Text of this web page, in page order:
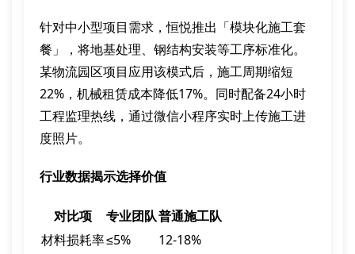
针对中小型项目需求，恒悦推出「模块化施工套
餐」，将地基处理、钢结构安装等工序标准化。
某物流园区项目应用该模式后，施工周期缩短
22%，机械租赁成本降低17%。同时配备24小时
工程监理热线，通过微信小程序实时上传施工进
度照片。
行业数据揭示选择价值
对比项 专业团队普通施工队
材料损耗率≤5%
12-18%